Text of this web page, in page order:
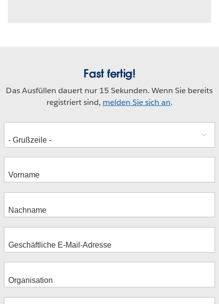
Fast fertig!
Das Ausfüllen dauert nur 15 Sekunden. Wenn Sie bereits
registriert sind, melden Sie sich an.